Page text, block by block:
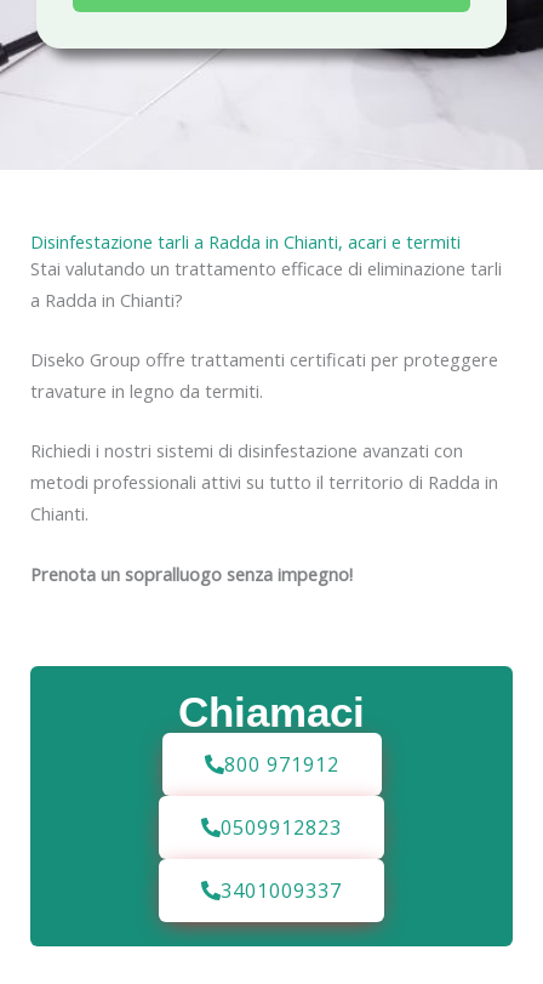
a
c
Chiamaci
800 971912
0509912823
3401009337
Disinfestazione tarli a Radda in Chianti, acari e termiti
Stai valutando un trattamento efficace di eliminazione tarli
a Radda in Chianti?
Diseko Group offre trattamenti certificati per proteggere
travature in legno da termiti.
Richiedi i nostri sistemi di disinfestazione avanzati con
metodi professionali attivi su tutto il territorio di Radda in
Chianti.
Prenota un sopralluogo senza impegno!